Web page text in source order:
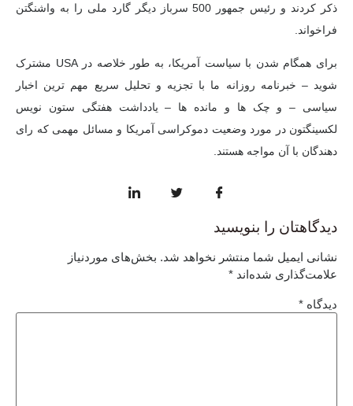
ذکر کردند و رئیس جمهور 500 سرباز دیگر گارد ملی را به واشنگتن
فراخواند.
برای همگام شدن با سیاست آمریکا، به طور خلاصه در USA مشترک
شوید – خبرنامه روزانه ما با تجزیه و تحلیل سریع مهم ترین اخبار
سیاسی – و چک ها و مانده ها – یادداشت هفتگی ستون نویس
لکسینگتون در مورد وضعیت دموکراسی آمریکا و مسائل مهمی که رای
دهندگان با آن مواجه هستند.
دیدگاهتان را بنویسید
نشانی ایمیل شما منتشر نخواهد شد. بخش‌های موردنیاز
علامت‌گذاری شده‌اند *
دیدگاه *